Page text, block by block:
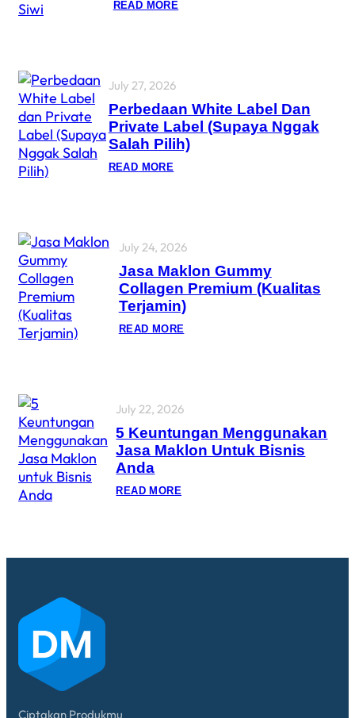
READ MORE
July 27, 2026
Perbedaan White Label Dan
Private Label (Supaya Nggak
Salah Pilih)
READ MORE
July 24, 2026
Jasa Maklon Gummy
Collagen Premium (Kualitas
Terjamin)
READ MORE
July 22, 2026
5 Keuntungan Menggunakan
Jasa Maklon Untuk Bisnis
Anda
READ MORE
Ciptakan Produkmu